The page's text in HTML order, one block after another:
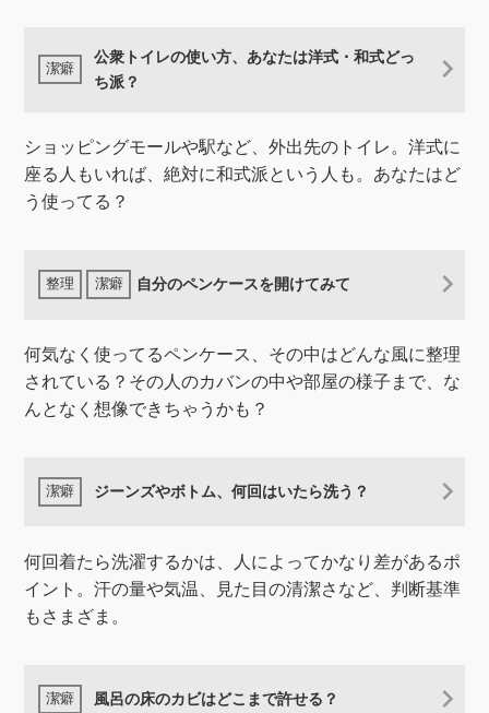
公衆トイレの使い方、あなたは洋式・和式どっ
ち派？
ショッピングモールや駅など、外出先のトイレ。洋式に
座る人もいれば、絶対に和式派という人も。あなたはど
う使ってる？
自分のペンケースを開けてみて
何気なく使ってるペンケース、その中はどんな風に整理
されている？その人のカバンの中や部屋の様子まで、な
んとなく想像できちゃうかも？
ジーンズやボトム、何回はいたら洗う？
何回着たら洗濯するかは、人によってかなり差があるポ
イント。汗の量や気温、見た目の清潔さなど、判断基準
もさまざま。
風呂の床のカビはどこまで許せる？